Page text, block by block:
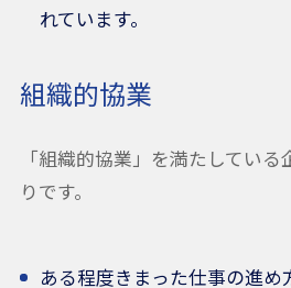
れています。
組織的協業
「組織的協業」を満たしてい
りです。
ある程度きまった仕事の進め